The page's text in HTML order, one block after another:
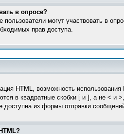
в опросе?
пользователи могут участвовать в
прав доступа.
HTML, возможность
в квадратные скобки [ и ], а не <
доступна из формы отправки